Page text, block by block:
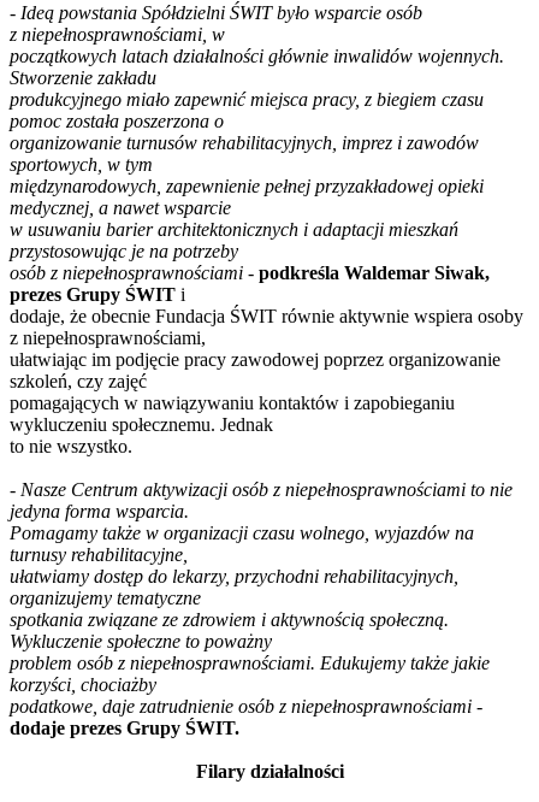
- Ideą powstania Spółdzielni ŚWIT było wsparcie osób
z niepełnosprawnościami, w
początkowych latach działalności głównie inwalidów wojennych.
Stworzenie zakładu
produkcyjnego miało zapewnić miejsca pracy, z biegiem czasu
pomoc została poszerzona o
organizowanie turnusów rehabilitacyjnych, imprez i zawodów
sportowych, w tym
międzynarodowych, zapewnienie pełnej przyzakładowej opieki
medycznej, a nawet wsparcie
w usuwaniu barier architektonicznych i adaptacji mieszkań
przystosowując je na potrzeby
osób z niepełnosprawnościami - podkreśla Waldemar Siwak,
prezes Grupy ŚWIT i
dodaje, że obecnie Fundacja ŚWIT równie aktywnie wspiera osoby
z niepełnosprawnościami,
ułatwiając im podjęcie pracy zawodowej poprzez organizowanie
szkoleń, czy zajęć
pomagających w nawiązywaniu kontaktów i zapobieganiu
wykluczeniu społecznemu. Jednak
to nie wszystko.
- Nasze Centrum aktywizacji osób z niepełnosprawnościami to nie
jedyna forma wsparcia.
Pomagamy także w organizacji czasu wolnego, wyjazdów na
turnusy rehabilitacyjne,
ułatwiamy dostęp do lekarzy, przychodni rehabilitacyjnych,
organizujemy tematyczne
spotkania związane ze zdrowiem i aktywnością społeczną.
Wykluczenie społeczne to poważny
problem osób z niepełnosprawnościami. Edukujemy także jakie
korzyści, chociażby
podatkowe, daje zatrudnienie osób z niepełnosprawnościami -
dodaje prezes Grupy ŚWIT.
Filary działalności